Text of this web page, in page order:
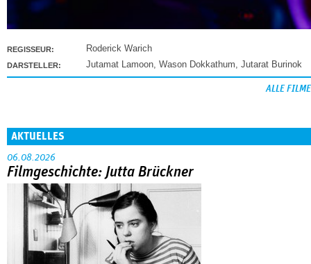
REGISSEUR: Roderick Warich
DARSTELLER: Jutamat Lamoon, Wason Dokkathum, Jutarat Burinok
ALLE FILME
AKTUELLES
06.08.2026
Filmgeschichte: Jutta Brückner